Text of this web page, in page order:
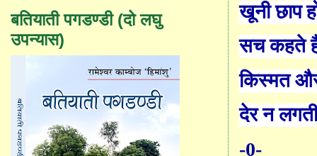
खूनी छाप
सच कहते
किस्मत
देर न
-0-
बतियाती पगडण्डी (दो लघु
उपन्यास)